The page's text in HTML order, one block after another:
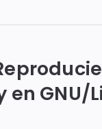
en GNU/